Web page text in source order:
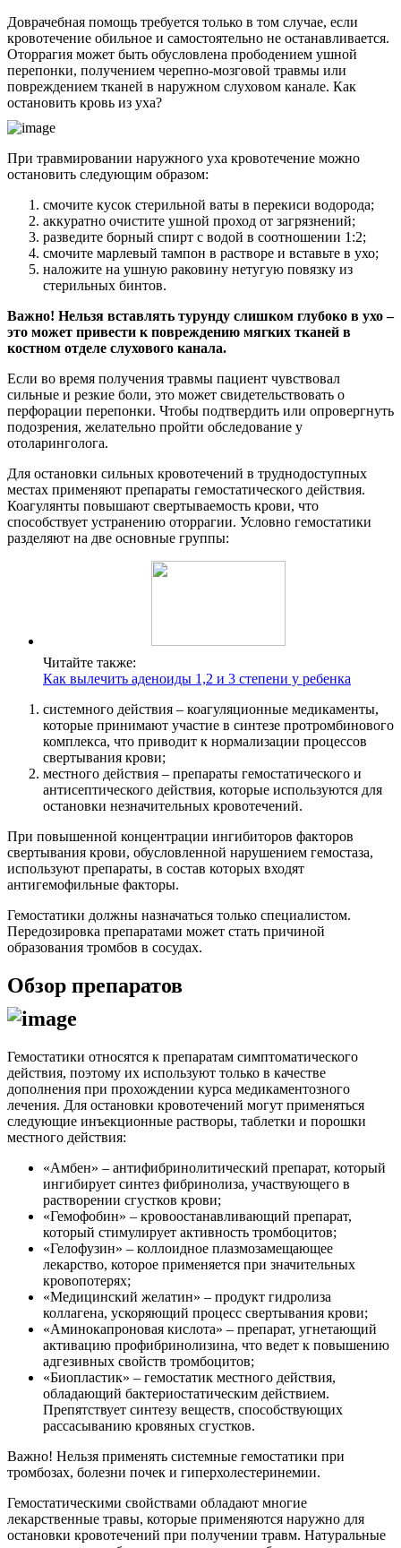
Доврачебная помощь требуется только в том случае, если
кровотечение обильное и самостоятельно не останавливается.
Оторрагия может быть обусловлена прободением ушной
перепонки, получением черепно-мозговой травмы или
повреждением тканей в наружном слуховом канале. Как
остановить кровь из уха?
При травмировании наружного уха кровотечение можно
остановить следующим образом:
смочите кусок стерильной ваты в перекиси водорода;
аккуратно очистите ушной проход от загрязнений;
разведите борный спирт с водой в соотношении 1:2;
смочите марлевый тампон в растворе и вставьте в ухо;
наложите на ушную раковину нетугую повязку из
стерильных бинтов.
Важно! Нельзя вставлять турунду слишком глубоко в ухо –
это может привести к повреждению мягких тканей в
костном отделе слухового канала.
Если во время получения травмы пациент чувствовал
сильные и резкие боли, это может свидетельствовать о
перфорации перепонки. Чтобы подтвердить или опровергнуть
подозрения, желательно пройти обследование у
отоларинголога.
Для остановки сильных кровотечений в труднодоступных
местах применяют препараты гемостатического действия.
Коагулянты повышают свертываемость крови, что
способствует устранению оторрагии. Условно гемостатики
разделяют на две основные группы:
Читайте также:
Как вылечить аденоиды 1,2 и 3 степени у ребенка
системного действия – коагуляционные медикаменты,
которые принимают участие в синтезе протромбинового
комплекса, что приводит к нормализации процессов
свертывания крови;
местного действия – препараты гемостатического и
антисептического действия, которые используются для
остановки незначительных кровотечений.
При повышенной концентрации ингибиторов факторов
свертывания крови, обусловленной нарушением гемостаза,
используют препараты, в состав которых входят
антигемофильные факторы.
Гемостатики должны назначаться только специалистом.
Передозировка препаратами может стать причиной
образования тромбов в сосудах.
Обзор препаратов
Гемостатики относятся к препаратам симптоматического
действия, поэтому их используют только в качестве
дополнения при прохождении курса медикаментозного
лечения. Для остановки кровотечений могут применяться
следующие инъекционные растворы, таблетки и порошки
местного действия:
«Амбен» – антифибринолитический препарат, который
ингибирует синтез фибринолиза, участвующего в
растворении сгустков крови;
«Гемофобин» – кровоостанавливающий препарат,
который стимулирует активность тромбоцитов;
«Гелофузин» – коллоидное плазмозамещающее
лекарство, которое применяется при значительных
кровопотерях;
«Медицинский желатин» – продукт гидролиза
коллагена, ускоряющий процесс свертывания крови;
«Аминокапроновая кислота» – препарат, угнетающий
активацию профибринолизина, что ведет к повышению
адгезивных свойств тромбоцитов;
«Биопластик» – гемостатик местного действия,
обладающий бактериостатическим действием.
Препятствует синтезу веществ, способствующих
рассасыванию кровяных сгустков.
Важно! Нельзя применять системные гемостатики при
тромбозах, болезни почек и гиперхолестеринемии.
Гемостатическими свойствами обладают многие
лекарственные травы, которые применяются наружно для
остановки кровотечений при получении травм. Натуральные